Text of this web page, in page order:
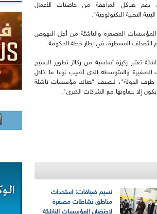
دعم هياكل المرافقة من حاضنات الأعمال
التحتية التكنولوجية".
المصغرة والناشئة من أجل النهوض
الأهداف المسطرة، في إطار خطة الحكومة.
تعتبر ركيزة أساسية من ركائز تطوير النسيج
والمتوسطة الذي أصيب نوعا ما خلال
ودعم من طرف الدولة"، ليضيف "هناك مؤسسات ناشئة
إلا بتعاونها مع الشركات الكبرى".
نسيم ضيافات: استحداث
مناطق نشاطات مصغرة
لاحتضان المؤسسات الناشئة